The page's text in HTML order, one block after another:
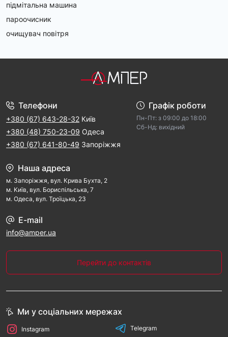
підмітальна машина
пароочисник
очищувач повітря
Телефони
+380 (67) 643-28-32 Київ
+380 (48) 750-23-09 Одеса
+380 (67) 641-80-49 Запоріжжя
Графік роботи
Пн-Пт: з 09:00 дo 18:00
Cб-Hд: виxідний
Наша адреса
м. Запорiжжя, вул. Крива Бухта, 2
м. Kиїв, вул. Бориспільська, 7
м. Одеса, вул. Троїцька, 23
E-mail
info@amper.ua
Перейти до контактів
Ми у соціальних мережах
Instagram
Telegram